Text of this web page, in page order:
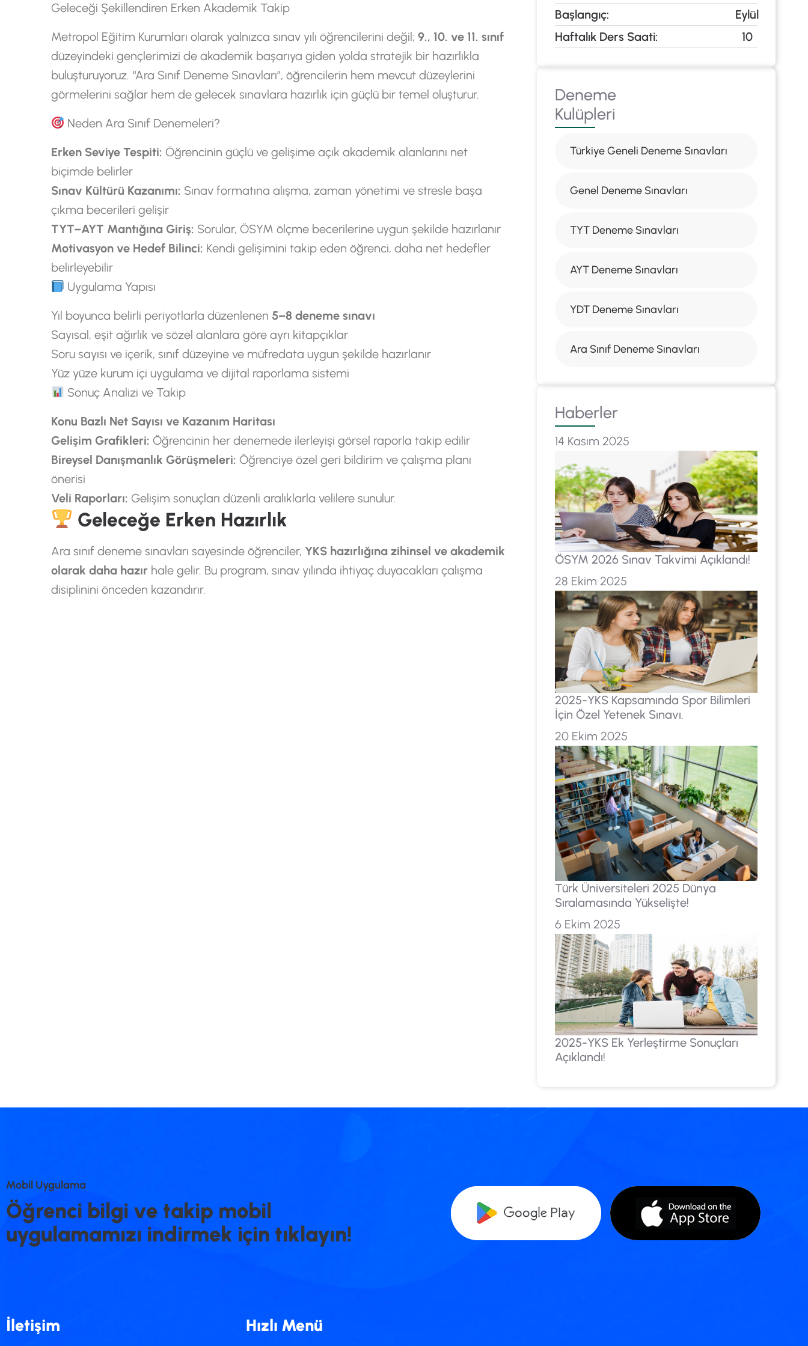
Geleceği Şekillendiren Erken Akademik Takip
Metropol Eğitim Kurumları olarak yalnızca sınav yılı öğrencilerini değil; 9., 10. ve 11. sınıf
düzeyindeki gençlerimizi de akademik başarıya giden yolda stratejik bir hazırlıkla
buluşturuyoruz. “Ara Sınıf Deneme Sınavları”, öğrencilerin hem mevcut düzeylerini
görmelerini sağlar hem de gelecek sınavlara hazırlık için güçlü bir temel oluşturur.
Neden Ara Sınıf Denemeleri?
Erken Seviye Tespiti: Öğrencinin güçlü ve gelişime açık akademik alanlarını net
biçimde belirler
Sınav Kültürü Kazanımı: Sınav formatına alışma, zaman yönetimi ve stresle başa
çıkma becerileri gelişir
TYT–AYT Mantığına Giriş: Sorular, ÖSYM ölçme becerilerine uygun şekilde hazırlanır
Motivasyon ve Hedef Bilinci: Kendi gelişimini takip eden öğrenci, daha net hedefler
belirleyebilir
Uygulama Yapısı
Yıl boyunca belirli periyotlarla düzenlenen 5–8 deneme sınavı
Sayısal, eşit ağırlık ve sözel alanlara göre ayrı kitapçıklar
Soru sayısı ve içerik, sınıf düzeyine ve müfredata uygun şekilde hazırlanır
Yüz yüze kurum içi uygulama ve dijital raporlama sistemi
Sonuç Analizi ve Takip
Konu Bazlı Net Sayısı ve Kazanım Haritası
Gelişim Grafikleri: Öğrencinin her denemede ilerleyişi görsel raporla takip edilir
Bireysel Danışmanlık Görüşmeleri: Öğrenciye özel geri bildirim ve çalışma planı
önerisi
Veli Raporları: Gelişim sonuçları düzenli aralıklarla velilere sunulur.
Geleceğe Erken Hazırlık
Ara sınıf deneme sınavları sayesinde öğrenciler, YKS hazırlığına zihinsel ve akademik
olarak daha hazırhale gelir. Bu program, sınav yılında ihtiyaç duyacakları çalışma
disiplinini önceden kazandırır.
Başlangıç: Eylül
Haftalık Ders Saati: 10
Deneme
Kulüpleri
Türkiye Geneli Deneme Sınavları
Genel Deneme Sınavları
TYT Deneme Sınavları
AYT Deneme Sınavları
YDT Deneme Sınavları
Ara Sınıf Deneme Sınavları
Haberler
14 Kasım 2025
ÖSYM 2026 Sınav Takvimi Açıklandı!
28 Ekim 2025
2025-YKS Kapsamında Spor Bilimleri
İçin Özel Yetenek Sınavı.
20 Ekim 2025
Türk Üniversiteleri 2025 Dünya
Sıralamasında Yükselişte!
6 Ekim 2025
2025-YKS Ek Yerleştirme Sonuçları
Açıklandı!
Mobil Uygulama
Öğrenci bilgi ve takip mobil
uygulamamızı indirmek için tıklayın!
İletişim Hızlı Menü